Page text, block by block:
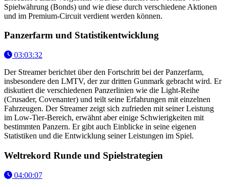
Spielwährung (Bonds) und wie diese durch verschiedene Aktionen
und im Premium-Circuit verdient werden können.
Panzerfarm und Statistikentwicklung
03:03:32
Der Streamer berichtet über den Fortschritt bei der Panzerfarm,
insbesondere den LMTV, der zur dritten Gunmark gebracht wird. Er
diskutiert die verschiedenen Panzerlinien wie die Light-Reihe
(Crusader, Covenanter) und teilt seine Erfahrungen mit einzelnen
Fahrzeugen. Der Streamer zeigt sich zufrieden mit seiner Leistung
im Low-Tier-Bereich, erwähnt aber einige Schwierigkeiten mit
bestimmten Panzern. Er gibt auch Einblicke in seine eigenen
Statistiken und die Entwicklung seiner Leistungen im Spiel.
Weltrekord Runde und Spielstrategien
04:00:07